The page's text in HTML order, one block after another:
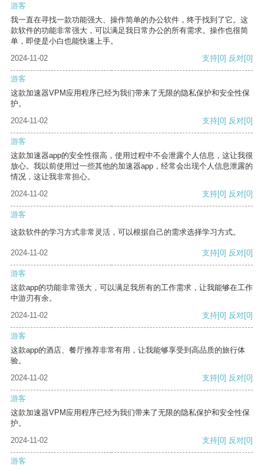
游客
我一直在寻找一款功能强大、操作简单的办公软件，终于找到了它。这
款软件的功能非常强大，可以满足我日常办公的所有需求。操作也很简
单，即使是小白也能快速上手。
2024-11-02
支持[0] 反对[0]
游客
这款加速器VPM应用程序已经为我们带来了无限的隐私保护和安全性保
护。
2024-11-02
支持[0] 反对[0]
游客
这款加速器app的安全性很高，使用过程中不会泄露个人信息，这让我很
放心。我以前使用过一些其他的加速器app，经常会出现个人信息泄露的
情况，这让我非常担心。
2024-11-02
支持[0] 反对[0]
游客
这款软件的学习方式非常灵活，可以根据自己的需求选择学习方式。
2024-11-02 支持[0] 反对[0]
游客
这款app的功能非常强大，可以满足我所有的工作需求，让我能够在工作
中游刃有余。
2024-11-02
支持[0] 反对[0]
游客
这款app的酒店、餐厅推荐非常有用，让我能够享受到高品质的旅行体
验。
2024-11-02
支持[0] 反对[0]
游客
这款加速器VPM应用程序已经为我们带来了无限的隐私保护和安全性保
护。
2024-11-02
支持[0] 反对[0]
游客